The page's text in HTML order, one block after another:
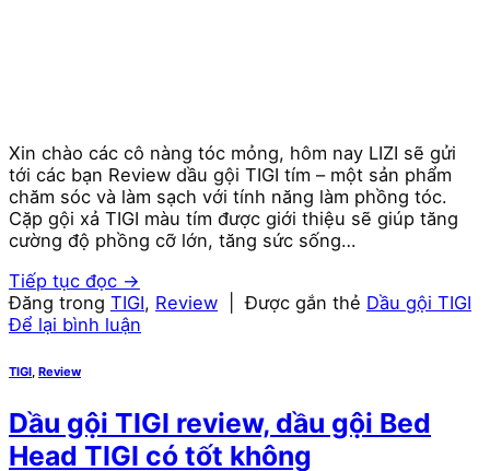
Xin chào các cô nàng tóc mỏng, hôm nay LIZI sẽ gửi
tới các bạn Review dầu gội TIGI tím – một sản phẩm
chăm sóc và làm sạch với tính năng làm phồng tóc.
Cặp gội xả TIGI màu tím được giới thiệu sẽ giúp tăng
cường độ phồng cỡ lớn, tăng sức sống…
Tiếp tục đọc →
Đăng trong TIGI, Review Được gắn thẻ Dầu gội TIGI
Để lại bình luận
TIGI Review
Dầu gội TIGI review, dầu gội Bed
Head TIGI có tốt không